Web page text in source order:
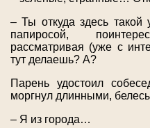
– Ты откуда здесь
папиросой,
рассматривая (уже с
тут делаешь? А?
Парень удостоил
моргнул длинными,
– Я из города…